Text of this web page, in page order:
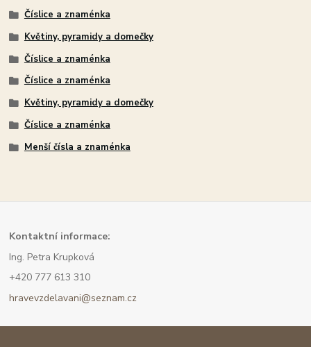
Číslice a znaménka
Květiny, pyramidy a domečky
Číslice a znaménka
Číslice a znaménka
Květiny, pyramidy a domečky
Číslice a znaménka
Menší čísla a znaménka
Kontaktní informace:
Ing. Petra Krupková
+420 777 613 310
hravevzdelavani@seznam.cz